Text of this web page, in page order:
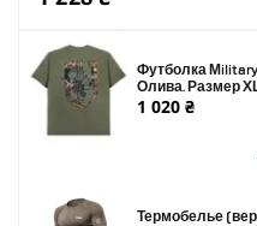
Футболка
Олива. Размер
1 020 ₴
Термобелье